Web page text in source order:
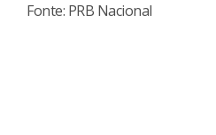
Fonte: PRB Nacional